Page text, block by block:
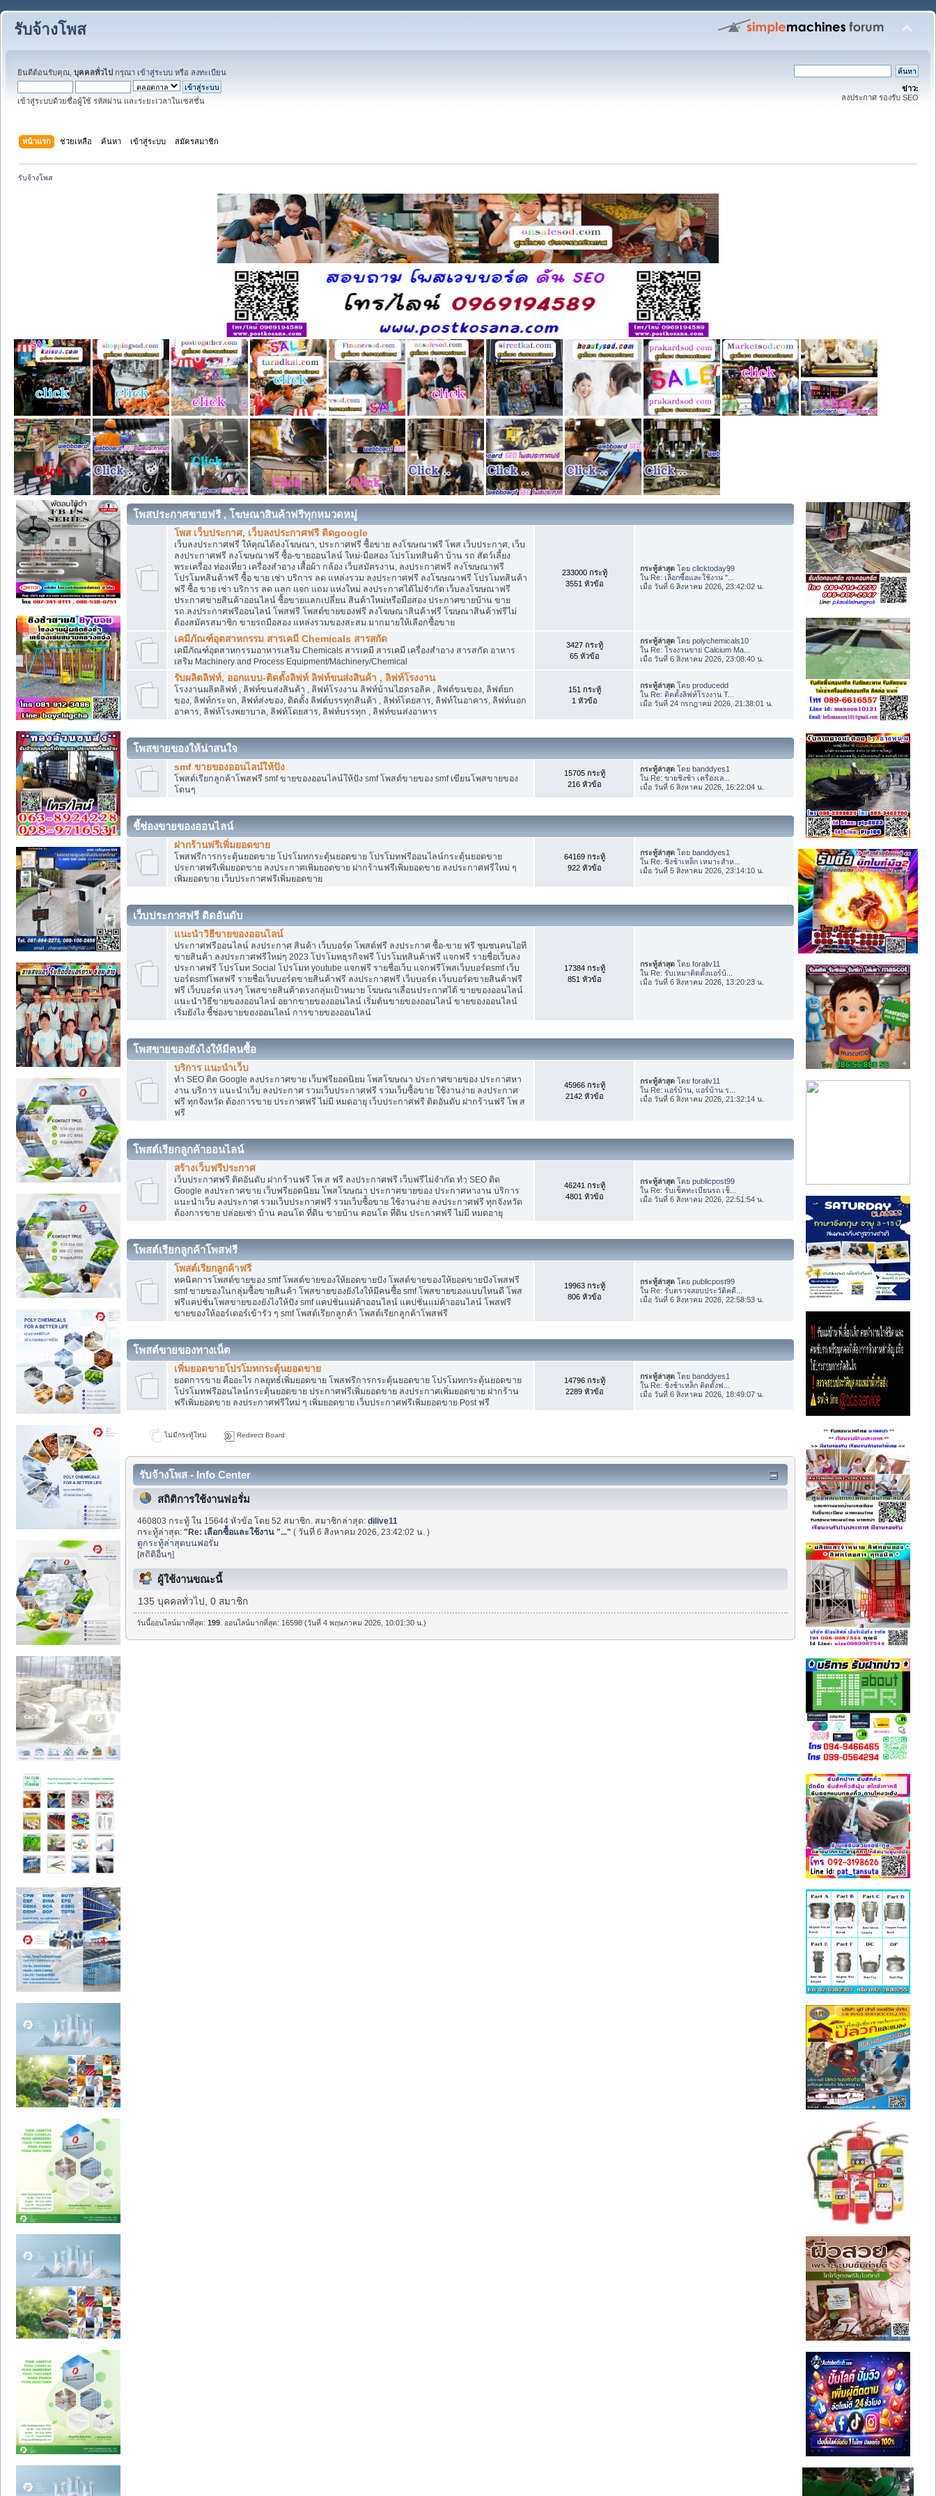
รับจ้างโพส
ยินดีต้อนรับคุณ, บุคคลทั่วไป กรุณา เข้าสู่ระบบ หรือ ลงทะเบียน
เข้าสู่ระบบด้วยชื่อผู้ใช้ รหัสผ่าน และระยะเวลาในเซสชั่น
ข่าว:
ลงประกาศ รองรับ SEO
หน้าแรก ช่วยเหลือ ค้นหา เข้าสู่ระบบ สมัครสมาชิก
รับจ้างโพส
โพสประกาศขายฟรี , โฆษณาสินค้าฟรีทุกหมวดหมู่
โพส เว็บประกาศ, เว็บลงประกาศฟรี ติดgoogle
เว็บลงประกาศฟรี ให้คุณได้ลงโฆษณา, ประกาศฟรี ซื้อขาย ลงโฆษณาฟรี โพส เว็บประกาศ, เว็บ
ลงประกาศฟรี ลงโฆษณาฟรี ซื้อ-ขายออนไลน์ ใหม่-มือสอง โปรโมทสินค้า บ้าน รถ สัตว์เลี้ยง
พระเครื่อง ท่องเที่ยว เครื่องสำอาง เสื้อผ้า กล้อง เว็บสมัครงาน, ลงประกาศฟรี ลงโฆษณาฟรี
โปรโมทสินค้าฟรี ซื้อ ขาย เช่า บริการ ลด แหล่งรวม ลงประกาศฟรี ลงโฆษณาฟรี โปรโมทสินค้า
ฟรี ซื้อ ขาย เช่า บริการ ลด แลก แจก แถม แห่งใหม่ ลงประกาศได้ไม่จำกัด เว็บลงโฆษณาฟรี
ประกาศขายสินค้าออนไลน์ ซื้อขายแลกเปลี่ยน สินค้าใหม่หรือมือสอง ประกาศขายบ้าน ขาย
รถ.ลงประกาศฟรีออนไลน์ โพสฟรี โพสต์ขายของฟรี ลงโฆษณาสินค้าฟรี โฆษณาสินค้าฟรีไม่
ต้องสมัครสมาชิก ขายรถมือสอง แหล่งรวมของสะสม มากมายให้เลือกซื้อขาย
233000 กระทู้
3551 หัวข้อ
กระทู้ล่าสุด โดยclicktoday99
ใน Re: เลือกซื้อและใช้งาน "...
เมื่อ วันที่ 6 สิงหาคม 2026, 23:42:02 น.
เคมีภัณฑ์อุตสาหกรรม สารเคมี Chemicals สารสกัด
เคมีภัณฑ์อุตสาหกรรมอาหารเสริม Chemicals สารเคมี สารเคมี เครื่องสำอาง สารสกัด อาหาร
เสริม Machinery and Process Equipment/Machinery/Chemical
3427 กระทู้
65 หัวข้อ
กระทู้ล่าสุด โดยpolychemicals10
ใน Re: โรงงานขาย Calcium Ma...
เมื่อ วันที่ 6 สิงหาคม 2026, 23:08:40 น.
รับผลิตลิฟท์, ออกแบบ-ติดตั้งลิฟท์ ลิฟท์ขนส่งสินค้า , ลิฟท์โรงงาน
โรงงานผลิตลิฟท์ , ลิฟท์ขนส่งสินค้า , ลิฟท์โรงงาน ลิฟท์บ้านไฮดรอลิค , ลิฟต์ขนของ, ลิฟต์ยก
ของ, ลิฟท์กระจก, ลิฟท์ส่งของ, ติดตั้ง ลิฟต์บรรทุกสินค้า , ลิฟท์โดยสาร, ลิฟท์ในอาคาร, ลิฟท์นอก
อาคาร, ลิฟท์โรงพยาบาล, ลิฟท์โดยสาร, ลิฟท์บรรทุก , ลิฟท์ขนส่งอาหาร
151 กระทู้
1 หัวข้อ
กระทู้ล่าสุด โดยproducedd
ใน Re: ติดตั้งลิฟท์โรงงาน T...
เมื่อ วันที่ 24 กรกฎาคม 2026, 21:38:01 น.
โพสขายของให้น่าสนใจ
smf ขายของออนไลน์ให้ปัง
โพสต์เรียกลูกค้าโพสฟรี smf ขายของออนไลน์ให้ปัง smf โพสต์ขายของ smf เขียนโพสขายของ
โดนๆ
15705 กระทู้
216 หัวข้อ
กระทู้ล่าสุด โดยbanddyes1
ใน Re: ขายชิงช้า เครื่องเล...
เมื่อ วันที่ 6 สิงหาคม 2026, 16:22:04 น.
ชี้ช่องขายของออนไลน์
ฝากร้านฟรีเพิ่มยอดขาย
โพสฟรีการกระตุ้นยอดขาย โปรโมทกระตุ้นยอดขาย โปรโมทฟรีออนไลน์กระตุ้นยอดขาย
ประกาศฟรีเพิ่มยอดขาย ลงประกาศเพิ่มยอดขาย ฝากร้านฟรีเพิ่มยอดขาย ลงประกาศฟรีใหม่ ๆ
เพิ่มยอดขาย เว็บประกาศฟรีเพิ่มยอดขาย
64169 กระทู้
922 หัวข้อ
กระทู้ล่าสุด โดยbanddyes1
ใน Re: ชิงช้าเหล็ก เหมาะสำห...
เมื่อ วันที่ 5 สิงหาคม 2026, 23:14:10 น.
เว็บประกาศฟรี ติดอันดับ
แนะนำวิธีขายของออนไลน์
ประกาศฟรีออนไลน์ ลงประกาศ สินค้า เว็บบอร์ด โพสต์ฟรี ลงประกาศ ซื้อ-ขาย ฟรี ชุมชนคนไอที
ขายสินค้า ลงประกาศฟรีใหม่ๆ 2023 โปรโมทธุรกิจฟรี โปรโมทสินค้าฟรี แจกฟรี รายชื่อเว็บลง
ประกาศฟรี โปรโมท Social โปรโมท youtube แจกฟรี รายชื่อเว็บ แจกฟรีโพสเว็บบอร์ดsmf เว็บ
บอร์ดsmfโพสฟรี รายชื่อเว็บบอร์ดขายสินค้าฟรี ลงประกาศฟรี เว็บบอร์ด เว็บบอร์ดขายสินค้าฟรี
ฟรี เว็บบอร์ด แรงๆ โพสขายสินค้าตรงกลุ่มเป้าหมาย โฆษณาเลื่อนประกาศได้ ขายของออนไลน์
แนะนำวิธีขายของออนไลน์ อยากขายของออนไลน์ เริ่มต้นขายของออนไลน์ ขายของออนไลน์
เริ่มยังไง ชี้ช่องขายของออนไลน์ การขายของออนไลน์
17384 กระทู้
851 หัวข้อ
กระทู้ล่าสุด โดยforaliv11
ใน Re: รับเหมาติดตั้งแอร์บ้...
เมื่อ วันที่ 6 สิงหาคม 2026, 13:20:23 น.
โพสขายของยังไงให้มีคนซื้อ
บริการ แนะนำเว็บ
ทำ SEO ติด Google ลงประกาศขาย เว็บฟรียอดนิยม โพสโฆษณา ประกาศขายของ ประกาศหา
งาน บริการ แนะนำเว็บ ลงประกาศ รวมเว็บประกาศฟรี รวมเว็บซื้อขาย ใช้งานง่าย ลงประกาศ
ฟรี ทุกจังหวัด ต้องการขาย ประกาศฟรี ไม่มี หมดอายุ เว็บประกาศฟรี ติดอันดับ ฝากร้านฟรี โพ ส
ฟรี
45966 กระทู้
2142 หัวข้อ
กระทู้ล่าสุด โดยforaliv11
ใน Re: แอร์บ้าน, แอร์บ้าน ร...
เมื่อ วันที่ 6 สิงหาคม 2026, 21:32:14 น.
โพสต์เรียกลูกค้าออนไลน์
สร้างเว็บฟรีประกาศ
เว็บประกาศฟรี ติดอันดับ ฝากร้านฟรี โพ ส ฟรี ลงประกาศฟรี เว็บฟรีไม่จำกัด ทำ SEO ติด
Google ลงประกาศขาย เว็บฟรียอดนิยม โพสโฆษณา ประกาศขายของ ประกาศหางาน บริการ
แนะนำเว็บ ลงประกาศ รวมเว็บประกาศฟรี รวมเว็บซื้อขาย ใช้งานง่าย ลงประกาศฟรี ทุกจังหวัด
ต้องการขาย ปล่อยเช่า บ้าน คอนโด ที่ดิน ขายบ้าน คอนโด ที่ดิน ประกาศฟรี ไม่มี หมดอายุ
46241 กระทู้
4801 หัวข้อ
กระทู้ล่าสุด โดยpublicpost99
ใน Re: รับเช็คทะเบียนรถ เช็...
เมื่อ วันที่ 6 สิงหาคม 2026, 22:51:54 น.
โพสต์เรียกลูกค้าโพสฟรี
โพสต์เรียกลูกค้าฟรี
ทคนิคการโพสต์ขายของ smf โพสต์ขายของให้ยอดขายปัง โพสต์ขายของให้ยอดขายปังโพสฟรี
smf ขายของในกลุ่มซื้อขายสินค้า โพสขายของยังไงให้มีคนซื้อ smf โพสขายของแบบไหนดี โพส
ฟรีแคปชั่นโพสขายของยังไงให้ปัง smf แคปชั่นแม่ค้าออนไลน์ แคปชั่นแม่ค้าออนไลน์ โพสฟรี
ขายของให้ออร์เดอร์เข้ารัว ๆ smf โพสต์เรียกลูกค้า โพสต์เรียกลูกค้าโพสฟรี
19963 กระทู้
806 หัวข้อ
กระทู้ล่าสุด โดยpublicpost99
ใน Re: รับตรวจสอบประวัติคดี...
เมื่อ วันที่ 6 สิงหาคม 2026, 22:58:53 น.
โพสต์ขายของทางเน็ต
เพิ่มยอดขายโปรโมทกระตุ้นยอดขาย
ยอดการขาย คืออะไร กลยุทธ์เพิ่มยอดขาย โพสฟรีการกระตุ้นยอดขาย โปรโมทกระตุ้นยอดขาย
โปรโมทฟรีออนไลน์กระตุ้นยอดขาย ประกาศฟรีเพิ่มยอดขาย ลงประกาศเพิ่มยอดขาย ฝากร้าน
ฟรีเพิ่มยอดขาย ลงประกาศฟรีใหม่ ๆ เพิ่มยอดขาย เว็บประกาศฟรีเพิ่มยอดขาย Post ฟรี
14796 กระทู้
2289 หัวข้อ
กระทู้ล่าสุด โดยbanddyes1
ใน Re: ชิงช้าเหล็ก ติดตั้งฟ...
เมื่อ วันที่ 6 สิงหาคม 2026, 18:49:07 น.
ไม่มีกระทู้ใหม่ Redirect Board
รับจ้างโพส - Info Center
สถิติการใช้งานฟอรั่ม
460803 กระทู้ ใน 15644 หัวข้อ โดย 52 สมาชิก. สมาชิกล่าสุด:dilive11
กระทู้ล่าสุด:"Re: เลือกซื้อและใช้งาน "..." ( วันที่ 6 สิงหาคม 2026, 23:42:02 น. )
ดูกระทู้ล่าสุดบนฟอรั่ม
[สถิติอื่นๆ]
ผู้ใช้งานขณะนี้
135 บุคคลทั่วไป, 0 สมาชิก
วันนี้ออนไลน์มากที่สุด:199 . ออนไลน์มากที่สุด: 16598 (วันที่ 4 พฤษภาคม 2026, 10:01:30 น.)